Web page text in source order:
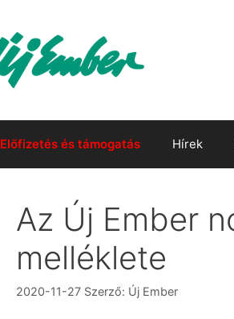
Előfizetés és támogatás Hírek
Az Új Ember
melléklete
2020-11-27 Szerző: Új Ember